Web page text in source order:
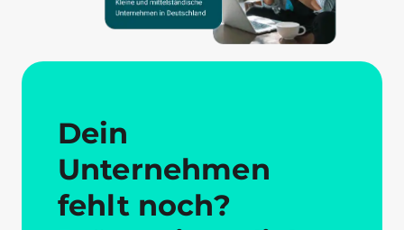
Dein
Unternehmen
fehlt noch?